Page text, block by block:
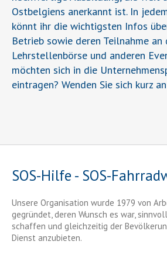
Ostbelgiens anerkannt ist. In
könnt ihr die wichtigsten Infos
Betrieb sowie deren Teilnahme an
Lehrstellenbörse und anderen
möchten sich in die
eintragen? Wenden Sie sich kurz an
SOS-Hilfe - SOS-
Unsere Organisation wurde 1979 von
gegründet, deren Wunsch es war,
schaffen und gleichzeitig der
Dienst anzubieten.